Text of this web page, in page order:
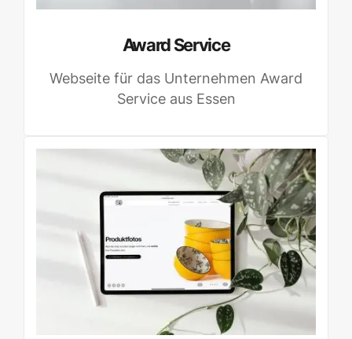
Award Service
Webseite für das Unternehmen Award
Service aus Essen